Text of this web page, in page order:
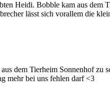
Heidi. Bobble kam aus
lässt sich vorallem die
dem Tierheim Sonnenhof
mehr bei uns fehlen darf <3